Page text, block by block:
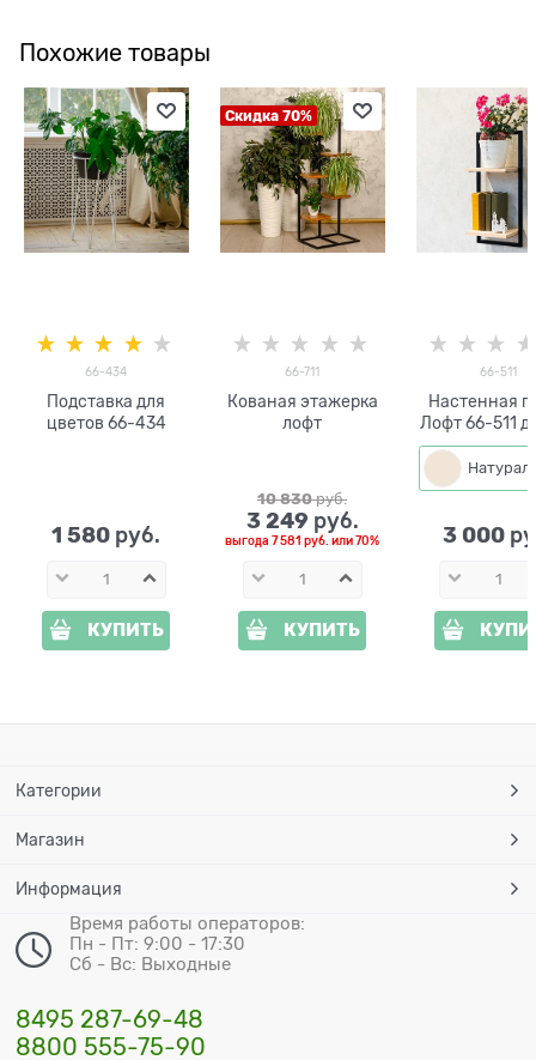
Похожие товары
66-434
Подставка для
цветов 66-434
1 580 руб.
КУПИТЬ
Скидка 70%
66-711
Кованая этажерка
лофт
10 830 руб.
3 249 руб.
выгода7 581 руб. или70%
КУПИТЬ
66-511
Настенная
Лофт 66-511
и металл
3 000
Категории
Магазин
Информация
Время работы операторов:
Пн - Пт: 9:00 - 17:30
Сб - Вс: Выходные
8495 287-69-48
8800 555-75-90